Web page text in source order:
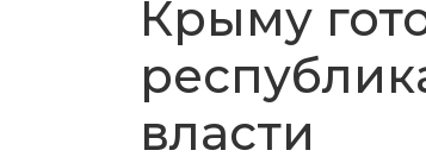
Крыму
власти